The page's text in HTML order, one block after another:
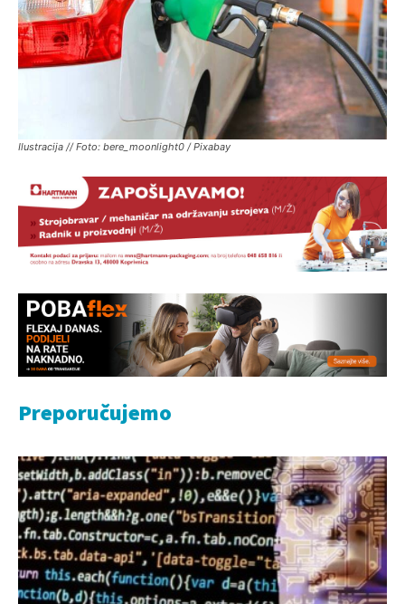
Ilustracija // Foto: bere_moonlight0 / Pixabay
Preporučujemo